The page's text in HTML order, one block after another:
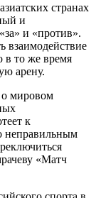
странах
и
и «против».
взаимодействие
в то же время
арену.
о мировом
к
неправильным
«Матч